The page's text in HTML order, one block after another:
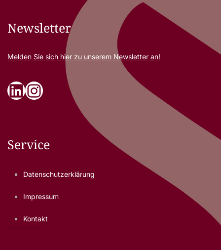
Newsletter
Melden Sie sich hier zu unserem Newsletter an!
LinkedIn
Instagram
Service
Datenschutzerklärung
Impressum
Kontakt